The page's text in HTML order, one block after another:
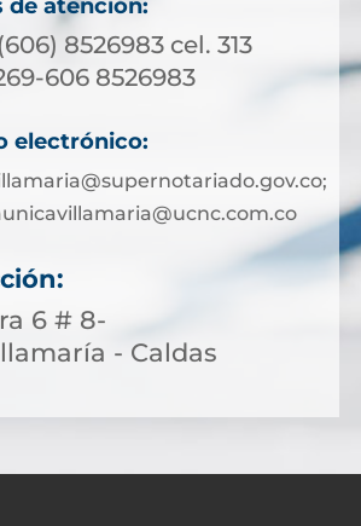
de atención:
8526983 cel. 313
606 8526983
electrónico:
6 # 8-
- Caldas